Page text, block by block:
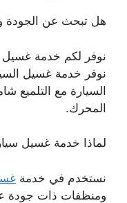
هل تبحث عن الجودة
نوفر لكم خدمة غسيل
نوفر خدمة غسيل
السيارة مع التلميع
المحرك.
لماذا خدمة غسيل
نستخدم في خدمة
ومنظفات ذات جودة